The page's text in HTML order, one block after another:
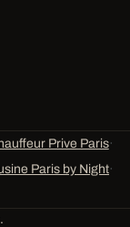
Prive Paris·
Paris by Night·